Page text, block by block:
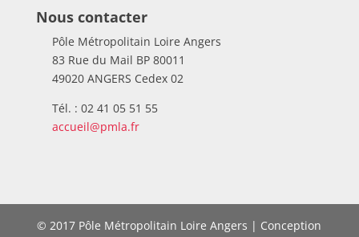
Nous contacter
Pôle Métropolitain Loire Angers
83 Rue du Mail BP 80011
49020 ANGERS Cedex 02
Tél. : 02 41 05 51 55
accueil@pmla.fr
© 2017 Pôle Métropolitain Loire Angers | Conception